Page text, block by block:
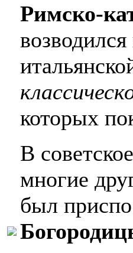
Римско-
возводился
которых
В
многие
был